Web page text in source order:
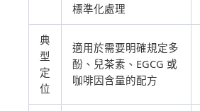
標準化處理
典
型
定
位
適用於需要明確規定多
酚、兒茶素、EGCG 或
咖啡因含量的配方